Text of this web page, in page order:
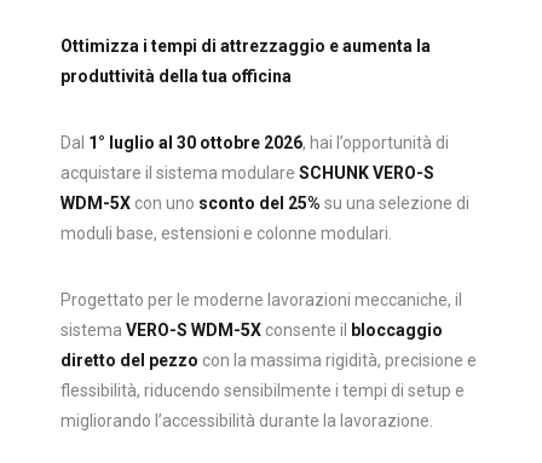
Ottimizza i tempi di attrezzaggio e aumenta la
produttività della tua officina
Dal 1° luglio al 30 ottobre 2026, hai l’opportunità di
acquistare il sistema modulare SCHUNK VERO-S
WDM-5X con uno sconto del 25% su una selezione di
moduli base, estensioni e colonne modulari.
Progettato per le moderne lavorazioni meccaniche, il
sistema VERO-S WDM-5X consente il
bloccaggio
diretto del pezzo con la massima rigidità, precisione e
flessibilità, riducendo sensibilmente i tempi di setup e
migliorando l’accessibilità durante la lavorazione.